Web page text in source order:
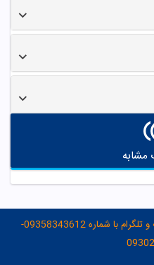
مشاوره رایگان بصورت چت در واتساپ و تلگرام با شماره 09358343612-